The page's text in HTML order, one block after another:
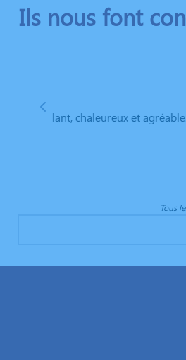
Ils nous font
Accueil, propositions et
des moments
Tous